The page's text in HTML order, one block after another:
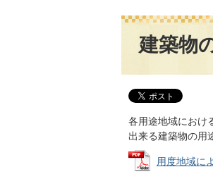
建築物
各用途地域におけ
出来る建築物の用
用度地域に